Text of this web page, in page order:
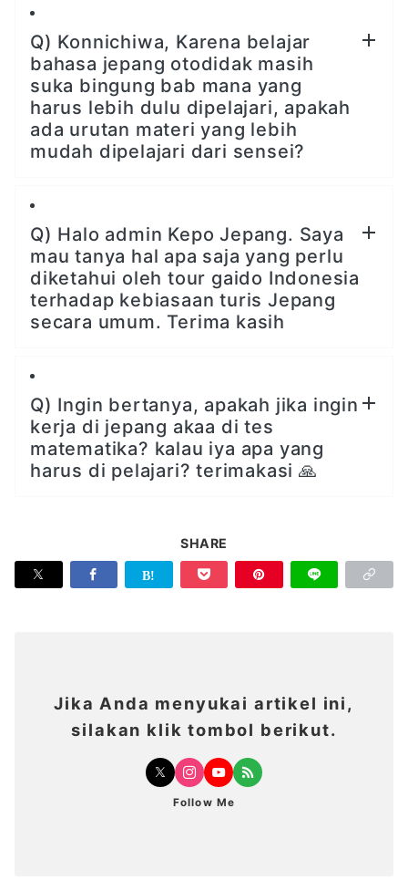
Q) Konnichiwa, Karena belajar
bahasa jepang otodidak masih
suka bingung bab mana yang
harus lebih dulu dipelajari, apakah
ada urutan materi yang lebih
mudah dipelajari dari sensei?
Q) Halo admin Kepo Jepang. Saya
mau tanya hal apa saja yang perlu
diketahui oleh tour gaido Indonesia
terhadap kebiasaan turis Jepang
secara umum. Terima kasih
Q) Ingin bertanya, apakah jika ingin
kerja di jepang akaa di tes
matematika? kalau iya apa yang
harus di pelajari? terimakasi 🙏
SHARE
Jika Anda menyukai artikel ini,
silakan klik tombol berikut.
Follow Me